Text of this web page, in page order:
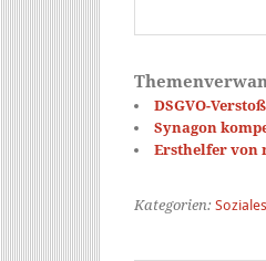
DSGVO-
Synagon
Ersthelfer von
Kategorien: